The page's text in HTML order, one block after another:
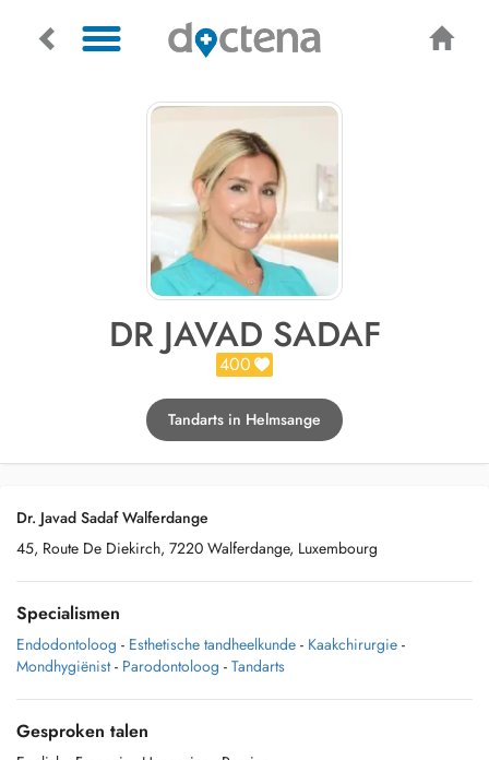
DR JAVAD SADAF
400
Tandarts in Helmsange
Dr. Javad Sadaf Walferdange
45, Route De Diekirch, 7220 Walferdange, Luxembourg
Specialismen
Endodontoloog - Esthetische tandheelkunde - Kaakchirurgie -
Mondhygiënist - Parodontoloog - Tandarts
Gesproken talen